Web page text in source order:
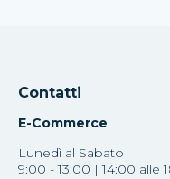
Contatti
E-Commerce
Lunedì al Sabato
9:00 - 13:00 | 14:00 alle